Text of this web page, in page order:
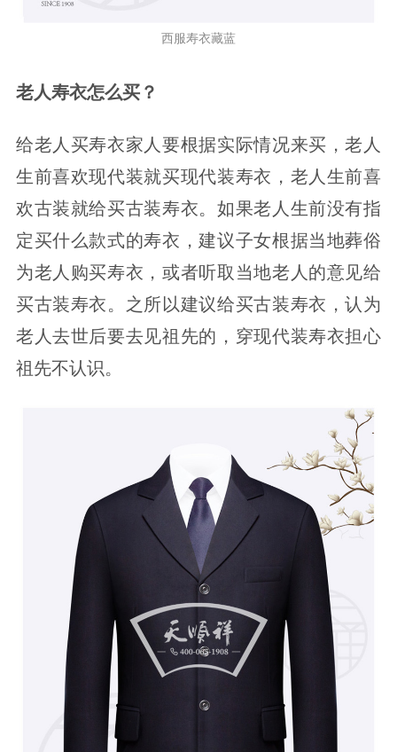
西服寿衣藏蓝
老人寿衣怎么买？
给老人买寿衣家人要根据实际情况来买，老人
生前喜欢现代装就买现代装寿衣，老人生前喜
欢古装就给买古装寿衣。如果老人生前没有指
定买什么款式的寿衣，建议子女根据当地葬俗
为老人购买寿衣，或者听取当地老人的意见给
买古装寿衣。之所以建议给买古装寿衣，认为
老人去世后要去见祖先的，穿现代装寿衣担心
祖先不认识。